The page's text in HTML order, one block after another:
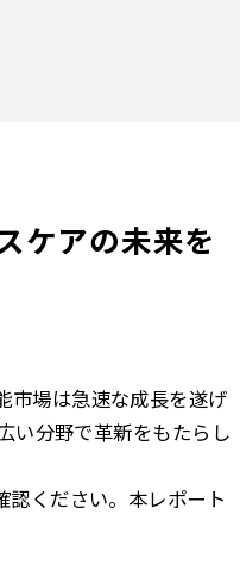
ケアの未来を
市場は急速な成長を遂げ
い分野で革新をもたらし
認ください。本レポート